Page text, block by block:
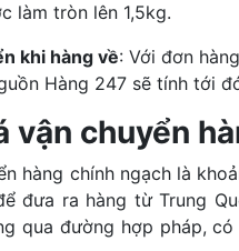
làm tròn lên 1,5kg.
khi hàng về: Với đơn
Hàng 247 sẽ tính tới
vận chuyển
hàng chính ngạch là
đưa ra hàng từ Trung
qua đường hợp pháp,